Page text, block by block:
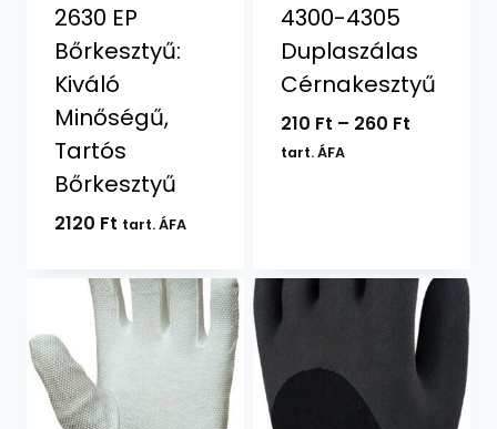
2630 EP
Bőrkesztyű:
Kiváló
Minőségű,
Tartós
Bőrkesztyű
2120 Ft tart. ÁFA
4300-4305
Duplaszálas
Cérnakesztyű
210 Ft – 260 Ft
tart. ÁFA